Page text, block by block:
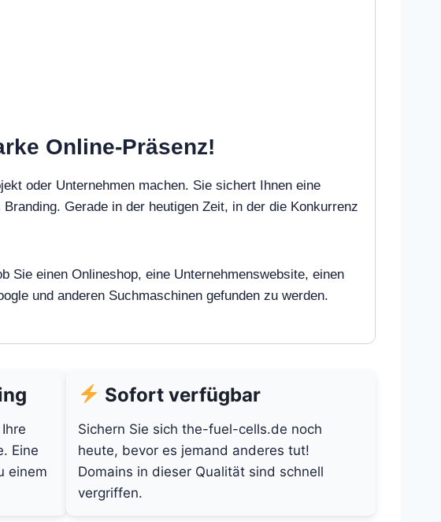
Online-Präsenz!
oder Unternehmen machen. Sie sichert Ihnen eine
Gerade in der heutigen Zeit, in der die Konkurrenz
Sie einen Onlineshop, eine Unternehmenswebsite, einen
und anderen Suchmaschinen gefunden zu werden.
Eine
einem
Sofort verfügbar
Sichern Sie sich the-fuel-cells.de noch
heute, bevor es jemand anderes tut!
Domains in dieser Qualität sind schnell
vergriffen.